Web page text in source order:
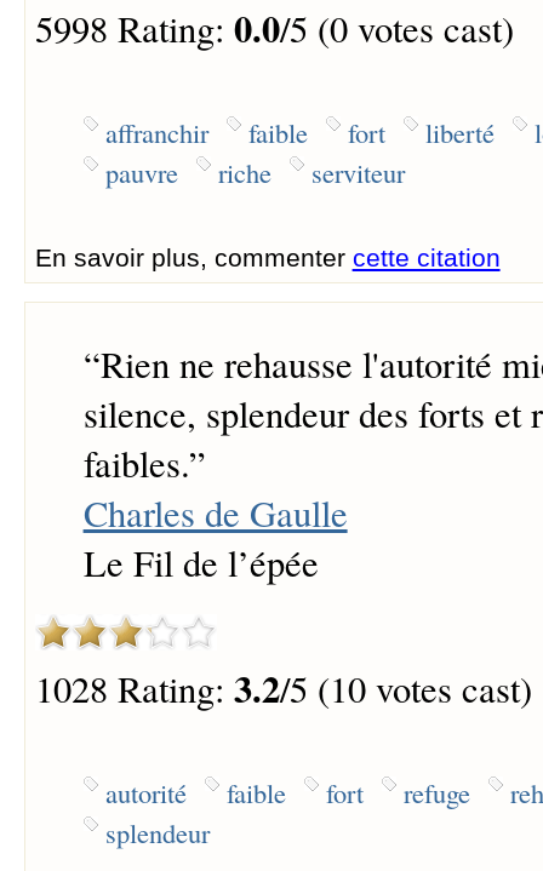
5998 Rating: 0.0/5 (0 votes cast)
affranchir faible fort liberté
pauvre
riche serviteur
En savoir plus, commenter cette citation
“Rien ne rehausse l'autorité
silence, splendeur des forts et
faibles.”
Charles de Gaulle
Le Fil de l’épée
1028 Rating: 3.2/5 (10 votes cast)
autorité faible fort refuge
splendeur